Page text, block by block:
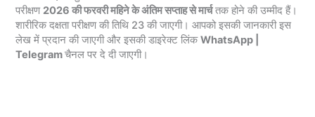
परीक्षण 2026 की फरवरी महिने के अंतिम सप्ताह से मार्चतक होने की उम्मीद हैं।
शारीरिक दक्षता परीक्षण की तिथि 23 की जाएगी। आपको इसकी जानकारी इस
लेख में प्रदान की जाएगी और इसकी डाइरेक्ट लिंकWhatsApp |
Telegramचैनल पर दे दी जाएगी।